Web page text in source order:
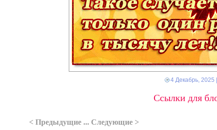
4 Декабрь, 2025
Ссылки для
< Предыдущие ... Следующие >